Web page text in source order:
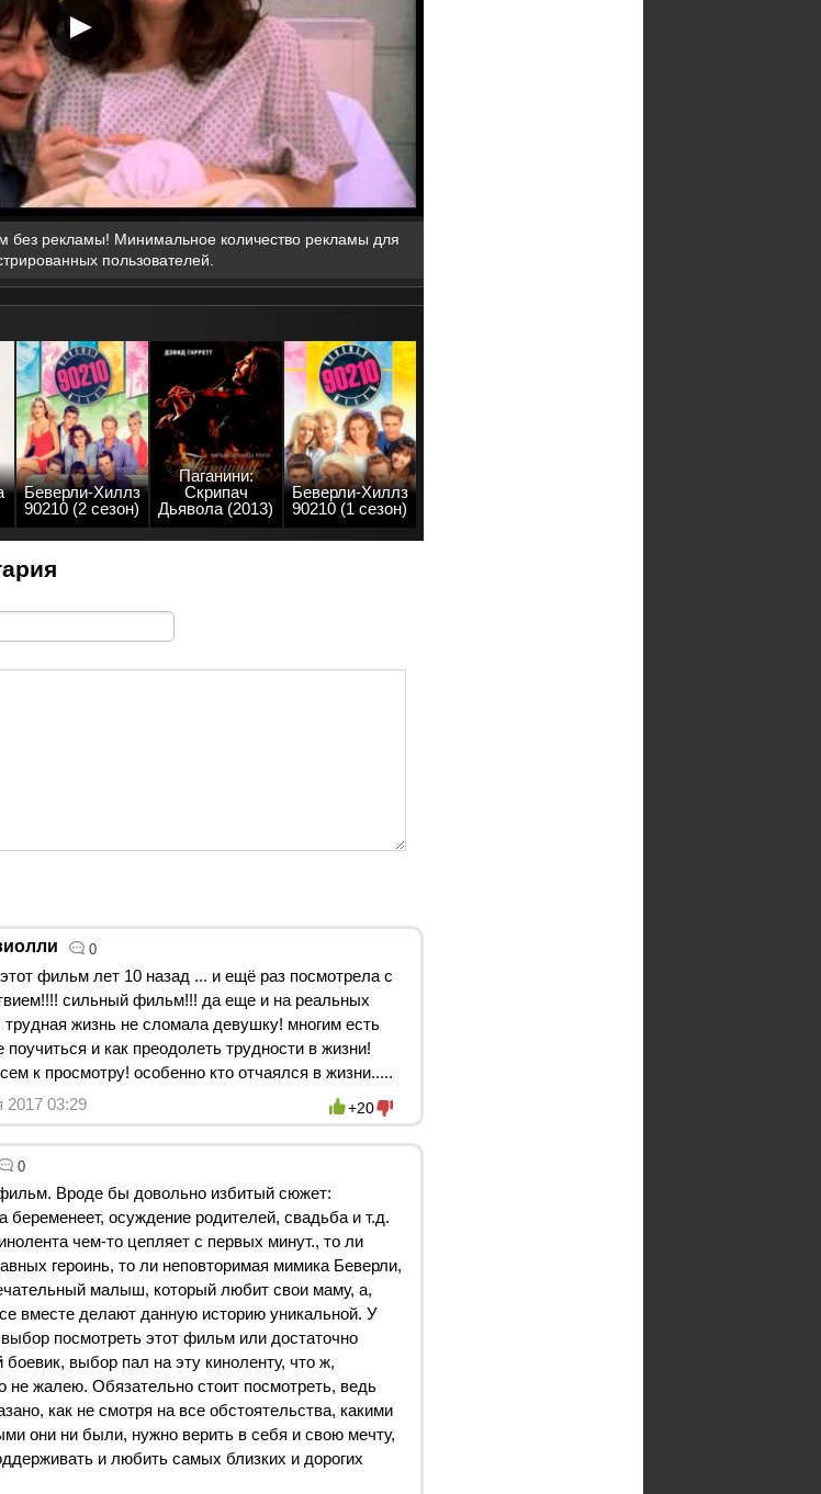
без рекламы! Минимальное количество рекламы для
пользователей.
Беверли-Хиллз
90210 (2 сезон)
Паганини:
Скрипач
Дьявола (2013)
Беверли-Хиллз
90210 (1 сезон)
0
фильм лет 10 назад ... и ещё раз посмотрела с
сильный фильм!!! да еще и на реальных
жизнь не сломала девушку! многим есть
поучиться и как преодолеть трудности в жизни!
к просмотру! особенно кто отчаялся в жизни.....
03:29
+20
0
Вроде бы довольно избитый сюжет:
беременеет, осуждение родителей, свадьба и т.д.
чем-то цепляет с первых минут., то ли
героинь, то ли неповторимая мимика Беверли,
малыш, который любит свои маму, а,
вместе делают данную историю уникальной. У
посмотреть этот фильм или достаточно
боевик, выбор пал на эту киноленту, что ж,
не жалею. Обязательно стоит посмотреть, ведь
как не смотря на все обстоятельства, какими
они ни были, нужно верить в себя и свою мечту,
и любить самых близких и дорогих